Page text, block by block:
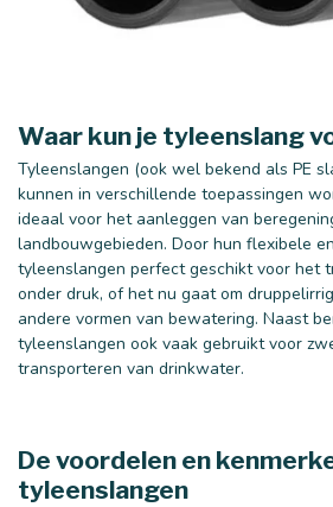
Waar kun je tyleenslang
Tyleenslangen (ook wel bekend als PE
kunnen in verschillende toepassingen
ideaal voor het aanleggen van
landbouwgebieden. Door hun flexibele
tyleenslangen perfect geschikt voor het
onder druk, of het nu gaat om
andere vormen van bewatering. Naast
tyleenslangen ook vaak gebruikt voor
transporteren van drinkwater.
De voordelen en
tyleenslangen